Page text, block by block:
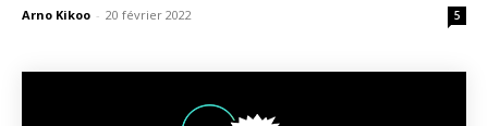
Arno Kikoo - 20 février 2022 5